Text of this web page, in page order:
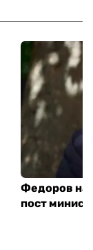
Федоров
пост